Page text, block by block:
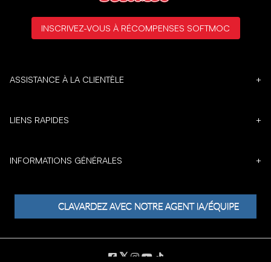
ASSISTANCE À LA CLIENTÈLE +
LIENS RAPIDES +
INFORMATIONS GÉNÉRALES +
INSCRIVEZ-VOUS À RÉCOMPENSES SOFTMOC
𝕏